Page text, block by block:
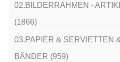
02.BILDERRAHMEN -
(1866)
03.PAPIER & SERVIETTEN
BÄNDER (959)